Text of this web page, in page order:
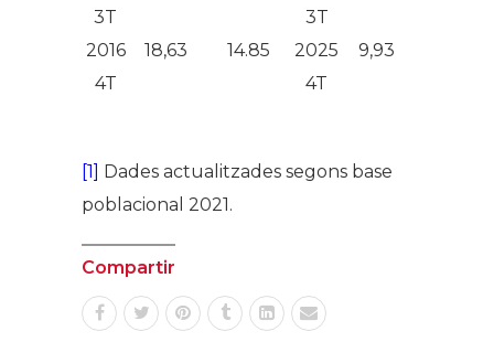
3T
3T
2016
4T
18,63 14.85
2025
4T
9,93
[1]
Dades actualitzades segons base
poblacional 2021.
Compartir